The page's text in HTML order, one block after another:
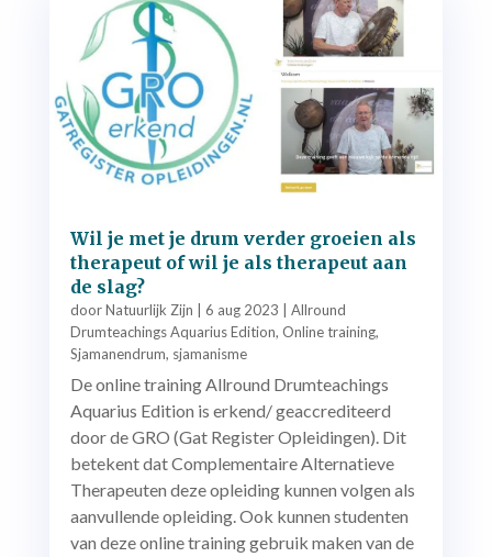
Wil je met je drum verder groeien als
therapeut of wil je als therapeut aan
de slag?
doorNatuurlijk Zijn 6 aug 2023
Allround
Drumteachings Aquarius Edition, Online training,
Sjamanendrum, sjamanisme
De online training Allround Drumteachings
Aquarius Edition is erkend/ geaccrediteerd
door de GRO (Gat Register Opleidingen). Dit
betekent dat Complementaire Alternatieve
Therapeuten deze opleiding kunnen volgen als
aanvullende opleiding. Ook kunnen studenten
van deze online training gebruik maken van de